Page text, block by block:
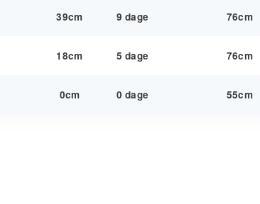
39cm 9 dage 76cm
18cm 5 dage 76cm
0cm 0 dage 55cm